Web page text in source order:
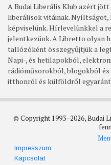
A Budai Liberális Klub azért
liberálisok vitáinak.
képviselünk. Hírlevelünkkel a
jelentkezünk. A Libretto olyan
tallózóként összegyűjtjük a
Napi-, és hetilapokból,
rádióműsorokból, blogokból
itthonról és külföldről
© Copyright 1993–2026, Budai
Footer
Impresszum
Kapcsolat